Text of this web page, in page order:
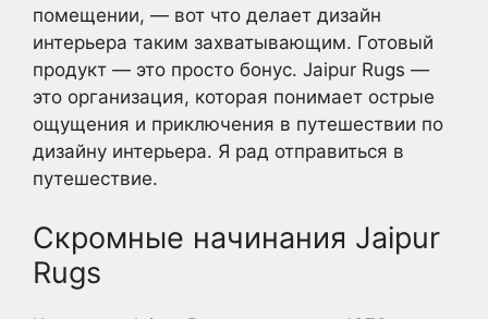
помещении, — вот что делает дизайн
интерьера таким захватывающим. Готовый
продукт — это просто бонус. Jaipur Rugs —
это организация, которая понимает острые
ощущения и приключения в путешествии по
дизайну интерьера. Я рад отправиться в
путешествие.
Скромные начинания Jaipur
Rugs